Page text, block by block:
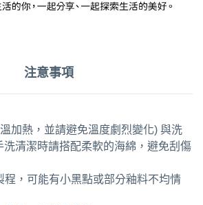
注意事項
加熱，並請避免溫度劇烈變化) 與洗
洗清潔時請搭配柔軟的海綿，避免刮傷
程，可能有小黑點或部分釉料不均情